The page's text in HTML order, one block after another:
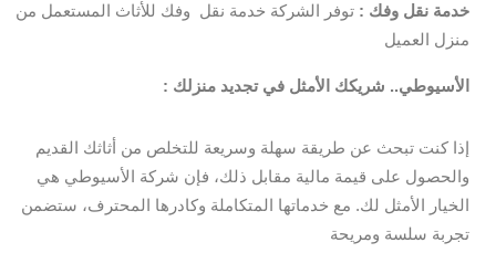
خدمة نقل وفك : توفر الشركة خدمة نقل وفك للأثاث المستعمل من
منزل العميل
: الأسيوطي.. شريكك الأمثل في تجديد منزلك
إذا كنت تبحث عن طريقة سهلة وسريعة للتخلص من أثاثك القديم
والحصول على قيمة مالية مقابل ذلك، فإن شركة الأسيوطي هي
الخيار الأمثل لك. مع خدماتها المتكاملة وكادرها المحترف، ستضمن
تجربة سلسة ومريحة